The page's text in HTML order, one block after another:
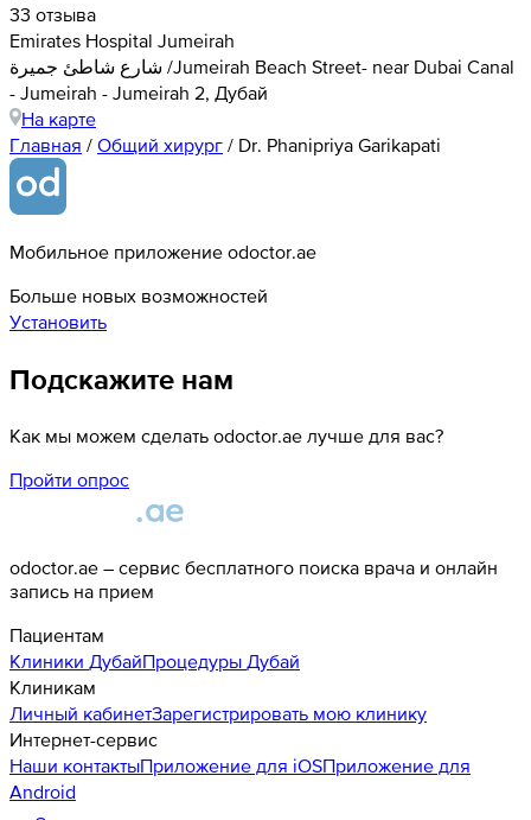
33 отзыва
Emirates Hospital Jumeirah
شارع شاطئ جميرة /Jumeirah Beach Street- near Dubai Canal
- Jumeirah - Jumeirah 2, Дубай
На карте
Главная / Общий хирург / Dr. Phanipriya Garikapati
Мобильное приложение odoctor.ae
Больше новых возможностей
Установить
Подскажите нам
Как мы можем сделать odoctor.ae лучше для вас?
Пройти опрос
odoctor.ae – сервис бесплатного поиска врача и онлайн
запись на прием
Пациентам
Клиники ДубайПроцедуры Дубай
Клиникам
Личный кабинетЗарегистрировать мою клинику
Интернет-сервис
Наши контактыПриложение для iOSПриложение для
Android